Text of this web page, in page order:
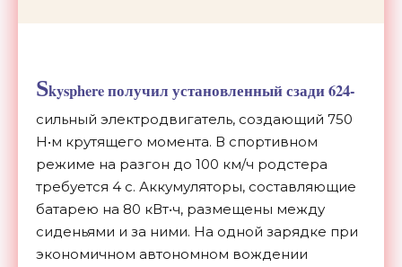
Skysphere получил установленный сзади 624-
сильный электродвигатель, создающий 750
Н•м крутящего момента. В спортивном
режиме на разгон до 100 км/ч родстера
требуется 4 с. Аккумуляторы, составляющие
батарею на 80 кВт•ч, размещены между
сиденьями и за ними. На одной зарядке при
экономичном автономном вождении